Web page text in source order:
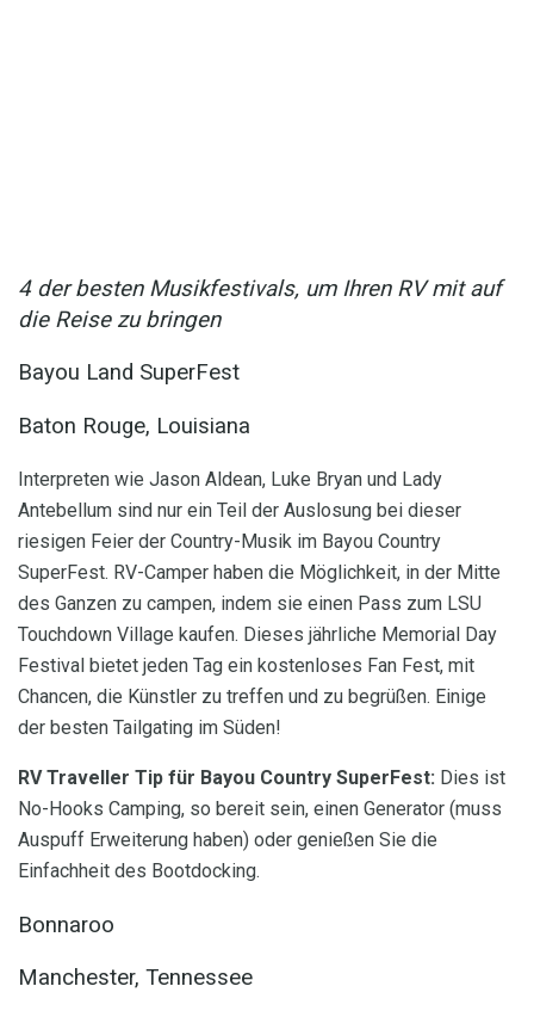
4 der besten Musikfestivals, um Ihren RV mit auf
die Reise zu bringen
Bayou Land SuperFest
Baton Rouge, Louisiana
Interpreten wie Jason Aldean, Luke Bryan und Lady
Antebellum sind nur ein Teil der Auslosung bei dieser
riesigen Feier der Country-Musik im Bayou Country
SuperFest. RV-Camper haben die Möglichkeit, in der Mitte
des Ganzen zu campen, indem sie einen Pass zum LSU
Touchdown Village kaufen. Dieses jährliche Memorial Day
Festival bietet jeden Tag ein kostenloses Fan Fest, mit
Chancen, die Künstler zu treffen und zu begrüßen. Einige
der besten Tailgating im Süden!
RV Traveller Tip für Bayou Country SuperFest: Dies ist
No-Hooks Camping, so bereit sein, einen Generator (muss
Auspuff Erweiterung haben) oder genießen Sie die
Einfachheit des Bootdocking.
Bonnaroo
Manchester, Tennessee